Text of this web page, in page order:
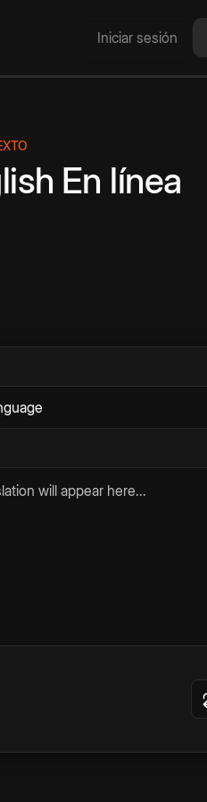
Iniciar sesión
En línea
will appear here...